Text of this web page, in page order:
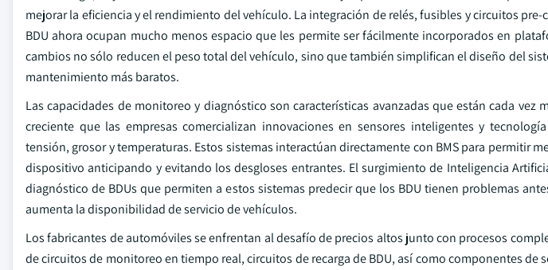
mejorar la eficiencia y el rendimiento del vehículo. La integración de relés, fusibles y circuitos
BDU ahora ocupan mucho menos espacio que les permite ser fácilmente incorporados en
cambios no sólo reducen el peso total del vehículo, sino que también simplifican el diseño del
mantenimiento más baratos.
Las capacidades de monitoreo y diagnóstico son características avanzadas que están cada vez
creciente que las empresas comercializan innovaciones en sensores inteligentes y
tensión, grosor y temperaturas. Estos sistemas interactúan directamente con BMS para permitir
dispositivo anticipando y evitando los desgloses entrantes. El surgimiento de Inteligencia
diagnóstico de BDUs que permiten a estos sistemas predecir que los BDU tienen problemas
aumenta la disponibilidad de servicio de vehículos.
Los fabricantes de automóviles se enfrentan al desafío de precios altos junto con procesos
de circuitos de monitoreo en tiempo real, circuitos de recarga de BDU, así como componentes